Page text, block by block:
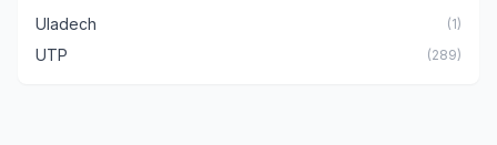
Uladech (1)
UTP (289)